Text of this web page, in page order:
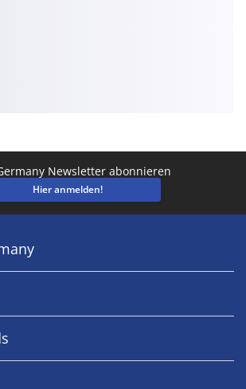
Newsletter abonnieren
Hier anmelden!